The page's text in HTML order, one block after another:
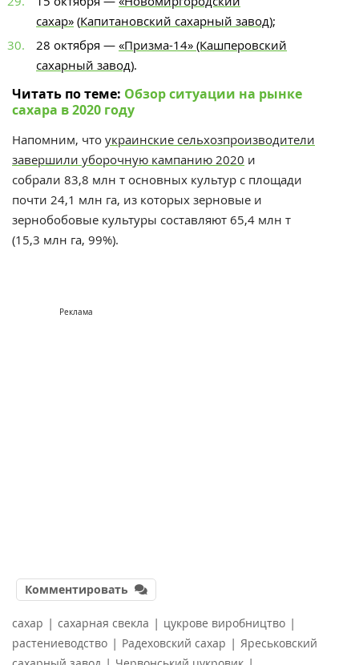
сахар» (Капитановский сахарный завод);
28 октября — «Призма-14» (Кашперовский
сахарный завод).
Читать по теме: Обзор ситуации на рынке
сахара в 2020 году
Напомним, что украинские сельхозпроизводители
завершили уборочную кампанию 2020 и
собрали 83,8 млн т основных культур с площади
почти 24,1 млн га, из которых зерновые и
зернобобовые культуры составляют 65,4 млн т
(15,3 млн га, 99%).
Реклама
Комментировать
сахар | сахарная свекла | цукрове виробництво |
растениеводство | Радеховский сахар | Яреськовский